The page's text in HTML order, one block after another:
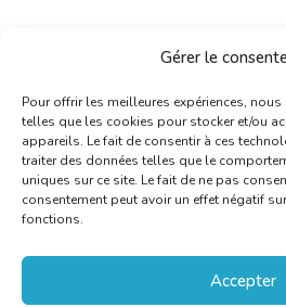
Gérer le
Pour offrir les meilleures expériences,
telles que les cookies pour stocker et/ou
appareils. Le fait de consentir à ces
traiter des données telles que le
uniques sur ce site. Le fait de ne pas
consentement peut avoir un effet négatif
fonctions.
Accepter
littéraire de la FWB 2014